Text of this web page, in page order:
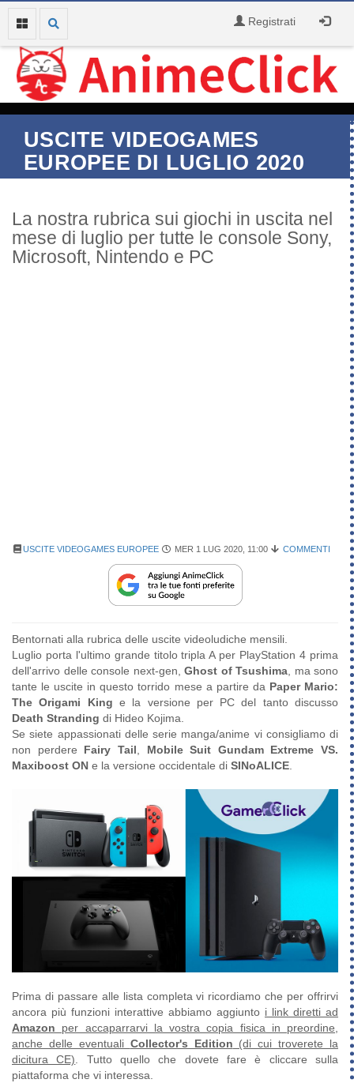
Registrati
USCITE VIDEOGAMES
EUROPEE DI LUGLIO 2020
La nostra rubrica sui giochi in uscita nel
mese di luglio per tutte le console Sony,
Microsoft, Nintendo e PC
USCITE VIDEOGAMES EUROPEE MER 1 LUG 2020, 11:00 COMMENTI
Bentornati alla rubrica delle uscite videoludiche mensili.
Luglio porta l'ultimo grande titolo tripla A per PlayStation 4 prima
dell'arrivo delle console next-gen, Ghost of Tsushima, ma sono
tante le uscite in questo torrido mese a partire da Paper Mario:
The Origami King e la versione per PC del tanto discusso
Death Stranding di Hideo Kojima.
Se siete appassionati delle serie manga/anime vi consigliamo di
non perdere Fairy Tail, Mobile Suit Gundam Extreme VS.
Maxiboost ON e la versione occidentale di SINoALICE.
Prima di passare alle lista completa vi ricordiamo che per offrirvi
ancora più funzioni interattive abbiamo aggiunto i link diretti ad
Amazon per accaparrarvi la vostra copia fisica in preordine,
anche delle eventuali Collector's Edition (di cui troverete la
dicitura CE). Tutto quello che dovete fare è cliccare sulla
piattaforma che vi interessa.